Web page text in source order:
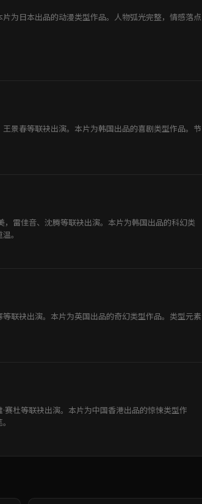
为日本出品的动漫类型作品。人物弧光完整，情感落点
景春等联袂出演。本片为韩国出品的喜剧类型作品。节
雷佳音、沈腾等联袂出演。本片为韩国出品的科幻类
。
联袂出演。本片为英国出品的奇幻类型作品。类型元素
杜等联袂出演。本片为中国香港出品的惊悚类型作